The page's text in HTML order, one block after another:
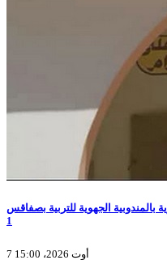
بالمندوبية الجهوية للتربية بصفاقس
1
7 أوت 2026، 15:00